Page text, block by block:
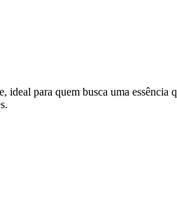
para quem busca uma essência